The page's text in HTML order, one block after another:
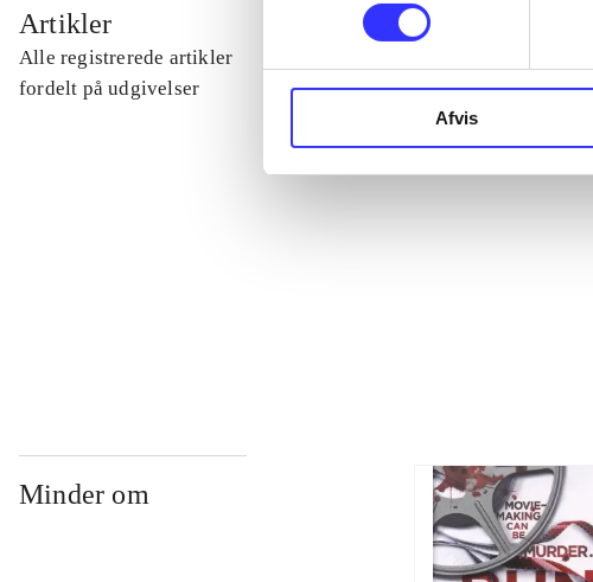
Afvis
Artikler
Alle registrerede artikler
fordelt på udgivelser
...
...
Minder om